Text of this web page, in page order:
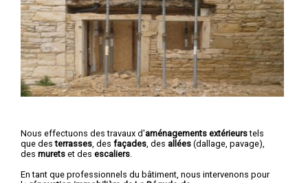
Nous effectuons des travaux d'aménagements extérieurstels
que desterrasses , des façades , des allées (dallage, pavage),
des murets et des escaliers
En tant que professionnels du bâtiment, nous intervenons pour